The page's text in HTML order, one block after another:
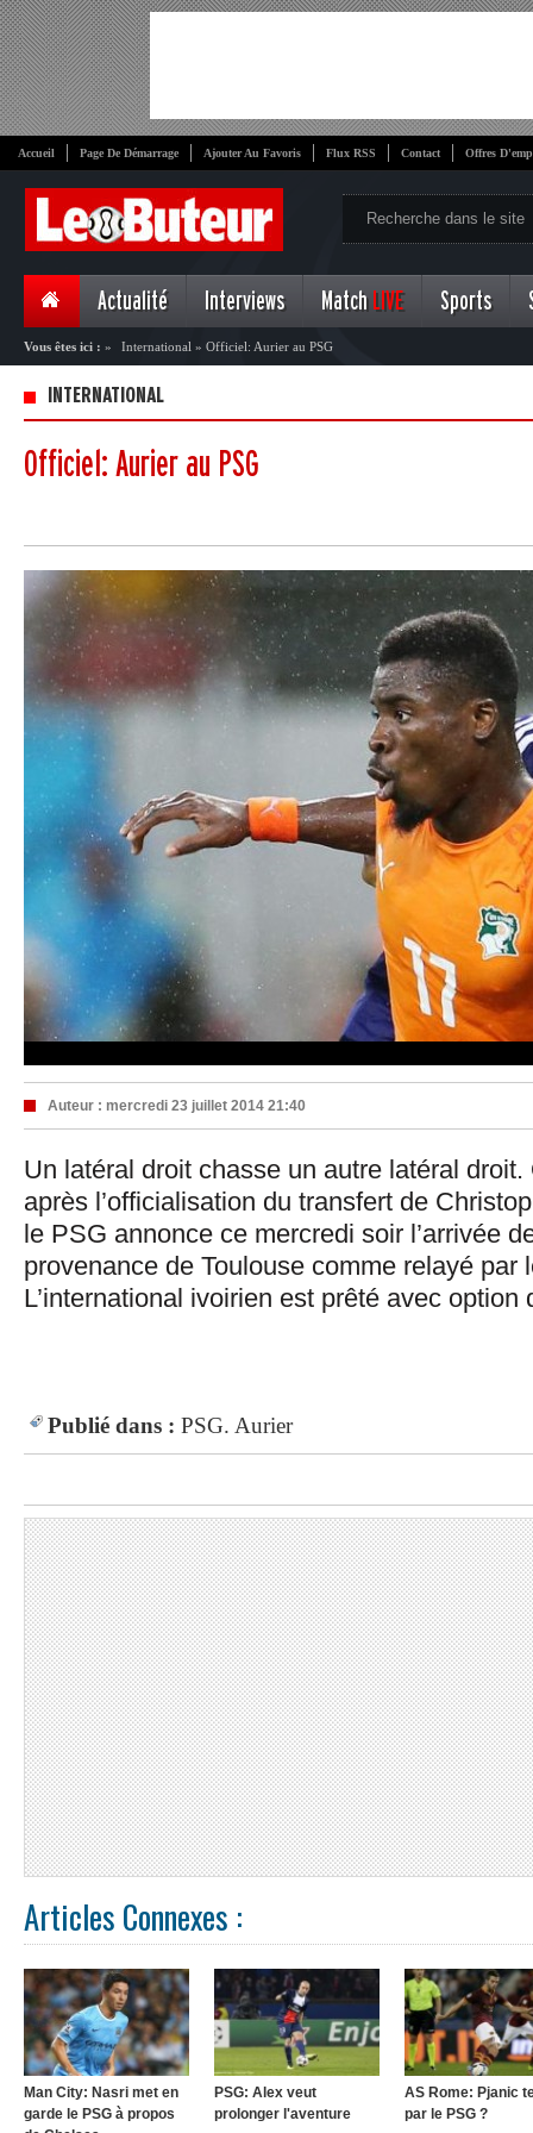
Accueil Page De Démarrage Ajouter Au Favoris Flux RSS Contact Offres
Actualité Interviews Match LIVE Sports
Vous êtes ici : » International » Officiel: Aurier au PSG
INTERNATIONAL
Officiel: Aurier au PSG
Auteur : mercredi 23 juillet 2014 21:40
Un latéral droit chasse un autre latéral
après l’officialisation du transfert de
le PSG annonce ce mercredi soir l’arrivée
provenance de Toulouse comme relayé par
L’international ivoirien est prêté avec option
Publié dans : PSG. Aurier
Articles Connexes :
Man City: Nasri met en
garde le PSG à propos
PSG: Alex veut
prolonger l'aventure
AS Rome: Pjanic
par le PSG ?